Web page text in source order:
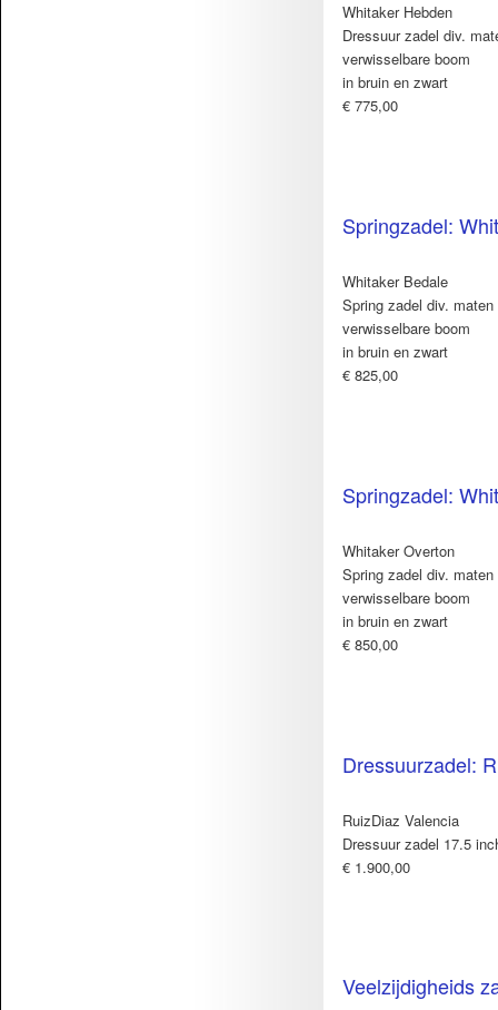
Whitaker Hebden
Dressuur zadel div.
verwisselbare boom
in bruin en zwart
€ 775,00
Springzadel:
Whitaker Bedale
Spring zadel div. maten
verwisselbare boom
in bruin en zwart
€ 825,00
Springzadel:
Whitaker Overton
Spring zadel div. maten
verwisselbare boom
in bruin en zwart
€ 850,00
Dressuurzadel:
RuizDiaz Valencia
Dressuur zadel 17.5
€ 1.900,00
Veelzijdigheids